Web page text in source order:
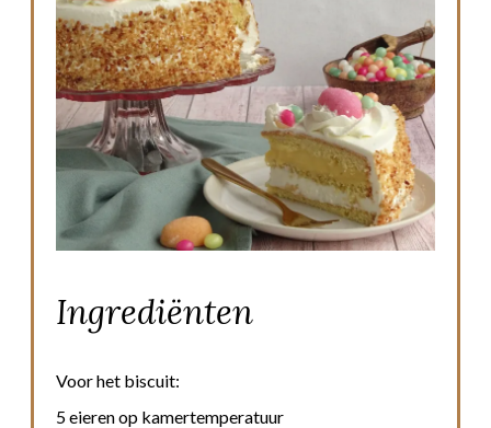
Ingrediënten
Voor het biscuit:
5 eieren op kamertemperatuur